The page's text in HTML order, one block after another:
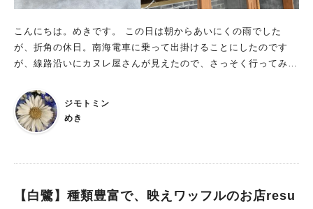
はお父さん・お母さんがヒントを出したりして、家族間であーで
なぁ☆ このリアル謎解きゲームの難易度は、高過ぎず簡単過ぎ
ず。個人的にはナメてた（企画側の方々すみません……）のです
が、何度も【ヒント】に助けられました。本当に困ったときには
が待っていますから。 【ヒントについて】 ※LINEメッセー
ジ画面にて ヒントが必要な時は各問題に記載されているヒント
の番号を送信してください。送信する時は、数字のみ送信してく
たときに、普段全く気にしてなかったお店に気付きました。 ほ
公園」でした）に「寄り道」したのです。 「リアル謎解きゲー
こんにちは。めきです。 この日は朝からあいにくの雨でした
が、折角の休日。南海電車に乗って出掛けることにしたのです
が、線路沿いにカヌレ屋さんが見えたので、さっそく行ってみる
ヌレ専門店だそうです。堺市初、と聞くとなんだか嬉しくなりま
す。今までカヌレを食べたことがなく、なんとなく甘ったるいイ
メージがあったのですが、実際食べてみると、外はサクッと中は
に。 こちらの6品のレギュラーメニューとは別に毎月1日に入れ
ジモトミン
めき
【白鷺】種類豊富で、映えワッフルのお店resu